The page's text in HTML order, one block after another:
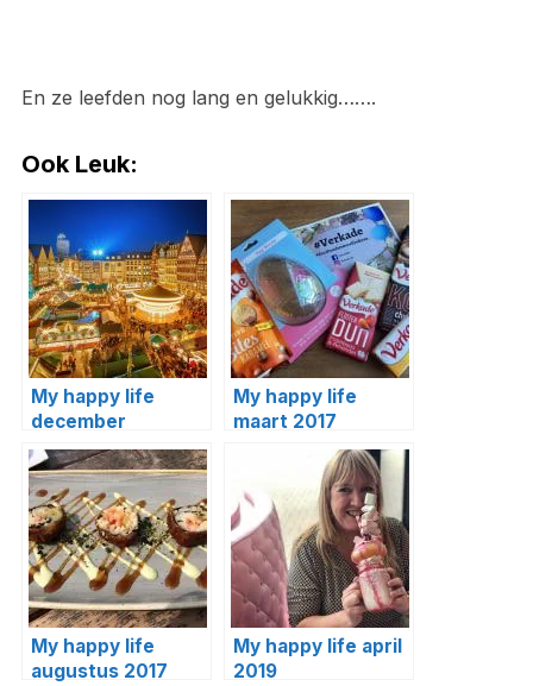
En ze leefden nog lang en gelukkig…….
Ook Leuk:
My happy life
december
My happy life
maart 2017
My happy life
augustus 2017
My happy life april
2019